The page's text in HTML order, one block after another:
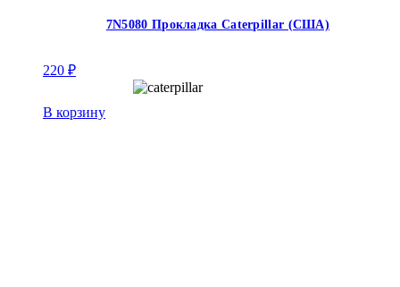
7N5080 Прокладка Caterpillar (США)
220 ₽
В корзину